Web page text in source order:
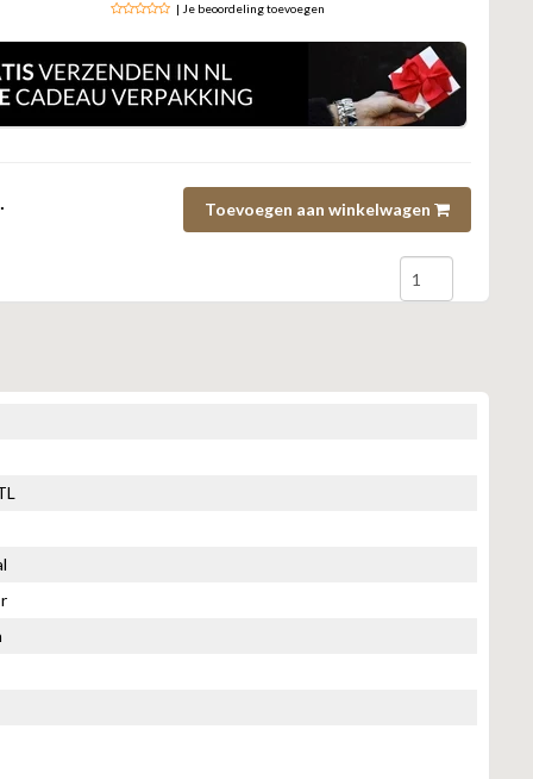
| Je beoordeling toevoegen
Toevoegen aan winkelwagen